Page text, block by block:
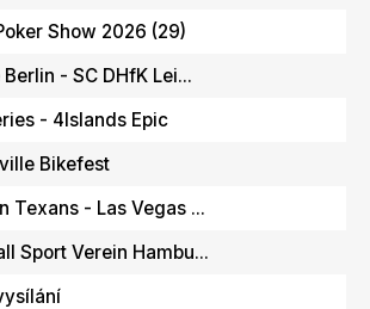
Show 2026 (29)
Berlin - SC DHfK Lei...
- 4Islands Epic
Bikefest
Texans - Las Vegas ...
Sport Verein Hambu...